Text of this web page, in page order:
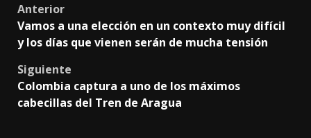
Post
navigation
Anterior
Vamos a una elección en un contexto muy difícil
y los días que vienen serán de mucha tensión
Siguiente
Colombia captura a uno de los máximos
cabecillas del Tren de Aragua